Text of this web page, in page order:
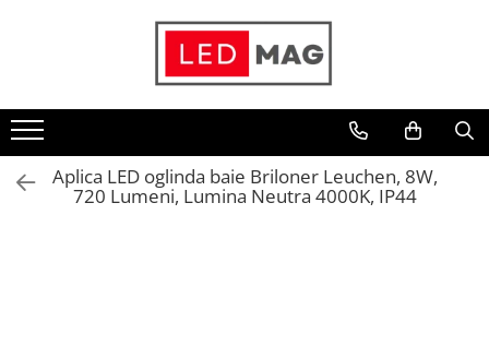
Iluminat interior
Candelabre
Lustre LED
Aplica LED oglinda baie Briloner Leuchen, 8W,
720 Lumeni, Lumina Neutra 4000K, IP44